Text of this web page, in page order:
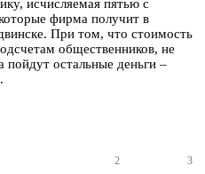
исчисляемая пятью с
фирма получит в
При том, что стоимость
общественников, не
остальные деньги –
2 3